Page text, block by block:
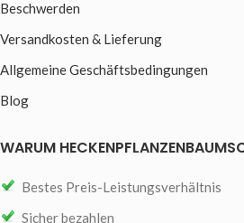
Beschwerden
Versandkosten & Lieferung
Allgemeine Geschäftsbedingungen
Blog
WARUM
Bestes Preis-Leistungsverhältnis
Sicher bezahlen